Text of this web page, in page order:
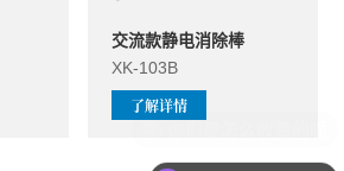
交流款静电消除棒
XK-103B
了解详情